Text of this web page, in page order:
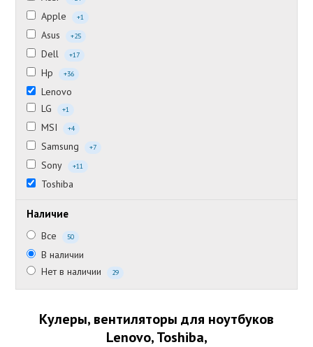
Apple +1
Asus +25
Dell +17
Hp +36
Lenovo
LG
+1
MSI +4
Samsung +7
Sony +11
Toshiba
Наличие
Все 50
В наличии
Нет в наличии
29
Кулеры, вентиляторы для ноутбуков
Lenovo, Toshiba,